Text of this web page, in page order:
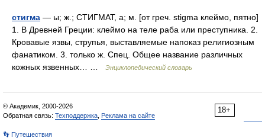
стигма — ы; ж.; СТИГМАТ, а; м. [от греч. stigma клеймо, пятно]
1. В Древней Греции: клеймо на теле раба или преступника. 2.
Кровавые язвы, струпья, выставляемые напоказ религиозным
фанатиком. 3. только ж. Спец. Общее название различных
кожных язвенных… …
Энциклопедический словарь
18+
© Академик, 2000-2026
Обратная связь: Техподдержка Реклама на сайте
👣 Путешествия